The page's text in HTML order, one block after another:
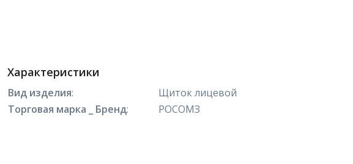
Характеристики
Вид изделия:
Щиток лицевой
Торговая марка _ Бренд: РОСОМЗ